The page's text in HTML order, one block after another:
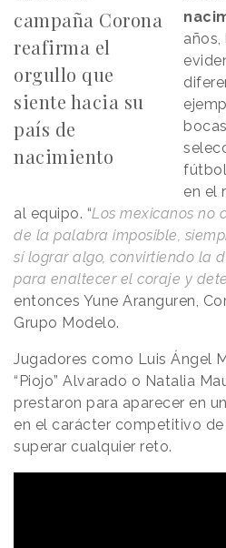
campaña Corona
reafirma el
orgullo que
siente hacia su
país de
nacimiento
en el
al equipo. “Los mexicanos no
de la palabra imposible,
sí lograr algo, convirtiendo la
para enaltecer el coraje y
entonces Yune Aranguren,
Grupo Modelo.
Jugadores como Luis Ángel
“Piojo” Alvarado o Natalia
prestaron para aparecer en
en el carácter competitivo
superar cualquier reto.